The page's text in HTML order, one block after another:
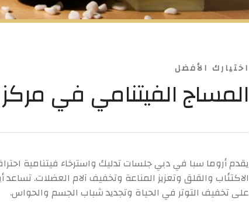
اختيارك الأفضل
المساج الفيتنامي في
يقدم أروما سبا في دبي جلسات تدليك واسترخاء فيتنامية
على تخفيف التوتر في الحياة وتجديد شباب الجسم والحواس.